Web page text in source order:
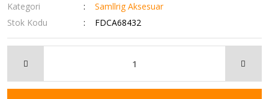
Kategori
Samllrig Aksesuar
Stok Kodu
FDCA68432